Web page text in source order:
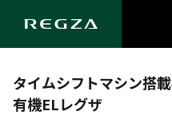
タイムシフトマシン搭
有機ELレグザ